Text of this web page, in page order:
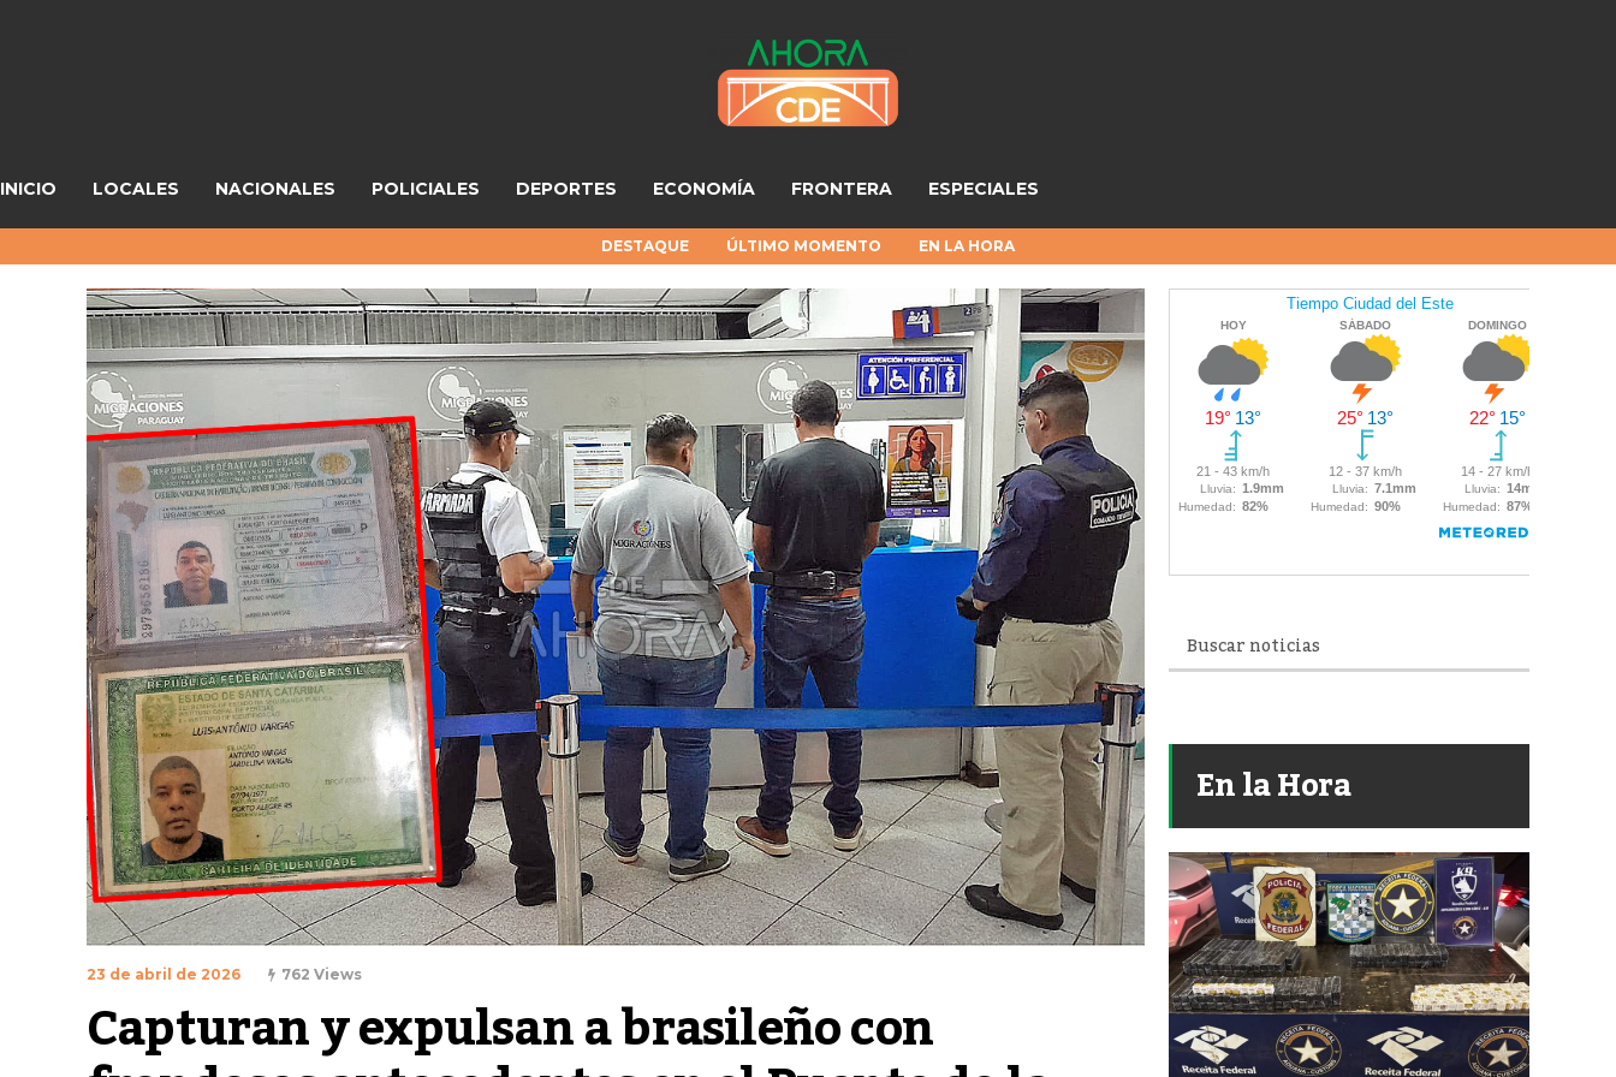
INICIO LOCALES NACIONALES POLICIALES DEPORTES ECONOMÍA FRONTERA ESPECIALES
DESTAQUE ÚLTIMO MOMENTO EN LA HORA
23 de abril de 2026 762 Views
Capturan y expulsan a brasileño con
En la Hora